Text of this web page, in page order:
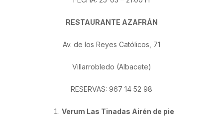
RESTAURANTE AZAFRÁN
Av. de los Reyes Católicos, 71
Villarrobledo (Albacete)
RESERVAS: 967 14 52 98
Verum Las Tinadas Airén de pie